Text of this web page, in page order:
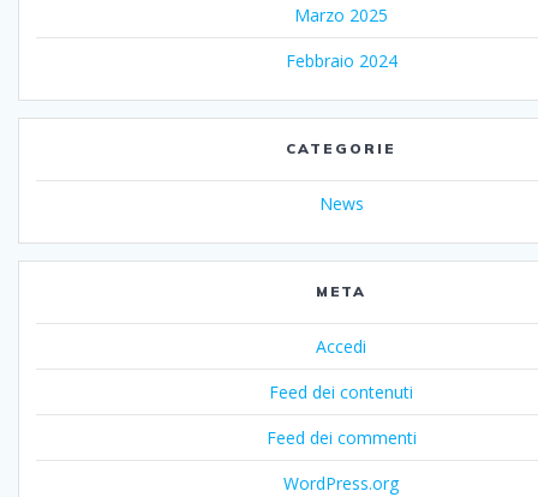
Marzo 2025
Febbraio 2024
CATEGORIE
News
META
Accedi
Feed dei contenuti
Feed dei commenti
WordPress.org